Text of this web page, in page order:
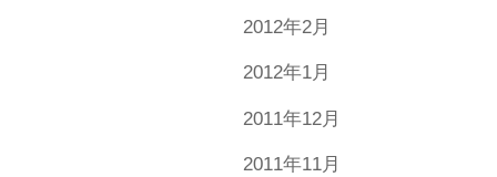
2012年2月
2012年1月
2011年12月
2011年11月